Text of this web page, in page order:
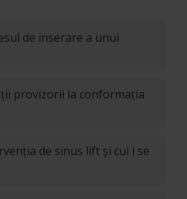
de inserare a unui
provizorii la conformația
de sinus lift și cui i se